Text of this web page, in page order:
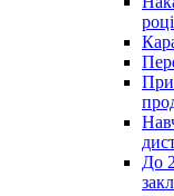
році
До